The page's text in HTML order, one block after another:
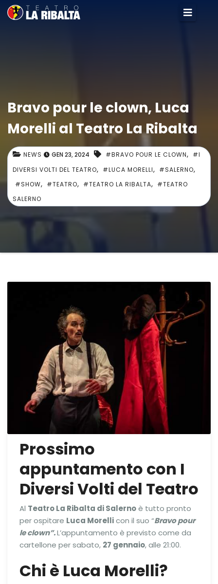
Bravo pour le clown, Luca
Morelli al Teatro La Ribalta
NEWS GEN 23, 2024 #BRAVO POUR LE CLOWN, #I
DIVERSI VOLTI DEL TEATRO, #LUCA MORELLI, #SALERNO,
#SHOW, #TEATRO, #TEATRO LA RIBALTA, #TEATRO
SALERNO
Prossimo
appuntamento con I
Diversi Volti del Teatro
Al Teatro La Ribalta di Salernoè tutto pronto
per ospitare Luca Morellicon il suo “Bravo pour
le clown”.L’appuntamento è previsto come da
cartellone per sabato, 27 gennaio, alle 21:00.
Chi è Luca Morelli?